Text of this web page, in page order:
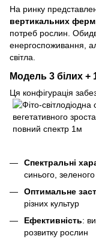
На ринку
вертикальних ферм
потреб рослин.
енергоспоживання,
світла.
Модель 3 білих +
Ця конфігурація
Спектральні
синього,
Оптимальне
різних культур
Ефективність:
розвитку рослин